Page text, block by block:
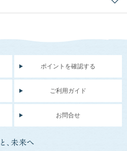
ポイントを確認する
ご利用ガイド
お問合せ